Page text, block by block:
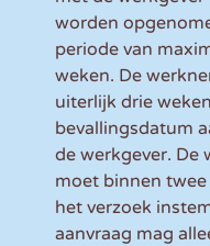
worden
periode van
weken. De
uiterlijk drie
bevallingsdatum
de werkgever. De
moet binnen
het verzoek
aanvraag mag